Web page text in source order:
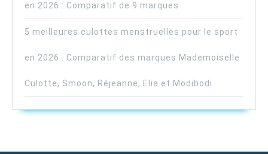
en 2026 : Comparatif de 9 marques
5 meilleures culottes menstruelles pour le sport
en 2026 : Comparatif des marques Mademoiselle
Culotte, Smoon, Réjeanne, Elia et Modibodi